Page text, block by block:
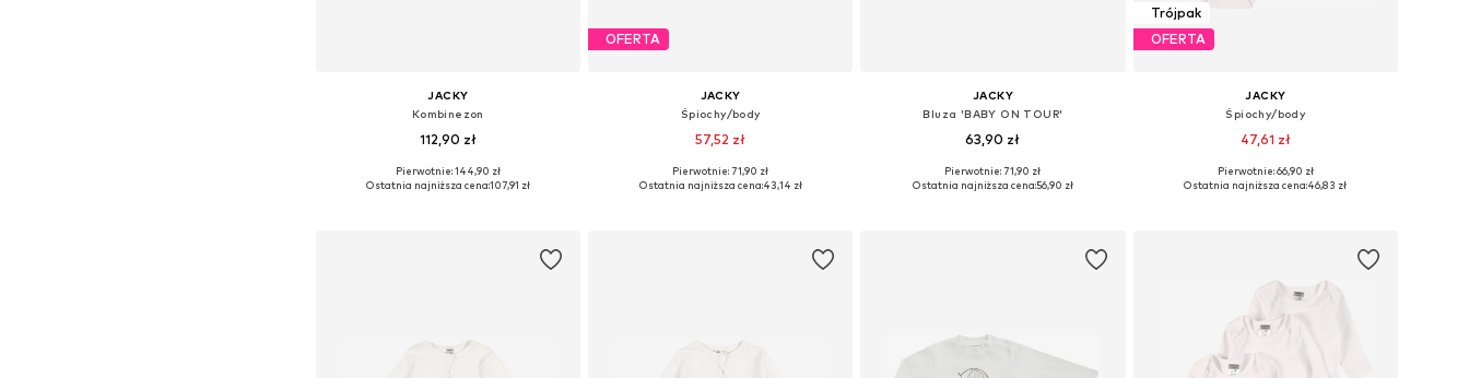
JACKY
Kombinezon
112,90 zł
Dostępne rozmiary: 56, 62, 68, 74
Pierwotnie: 144,90 zł
Ostatnia najniższa cena:107,91 zł
OFERTA
JACKY
Śpiochy/body
57,52 zł
Dostępne rozmiary: 50, 56, 62, 68, 86, 92
Pierwotnie: 71,90 zł
Ostatnia najniższa cena:43,14 zł
JACKY
Bluza 'BABY ON TOUR'
63,90 zł
Dostępne rozmiary: 50, 56, 62, 74
Pierwotnie: 71,90 zł
Ostatnia najniższa cena:56,90 zł
Trójpak
OFERTA
JACKY
Śpiochy/body
47,61 zł
Dostępne rozmiary: 50, 56, 62, 68, 74, 86
Pierwotnie: 66,90 zł
Ostatnia najniższa cena:46,83 zł